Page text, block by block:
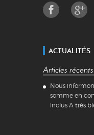
ACTUALITÉS
Articles récents
Nous
somme en
inclus A très